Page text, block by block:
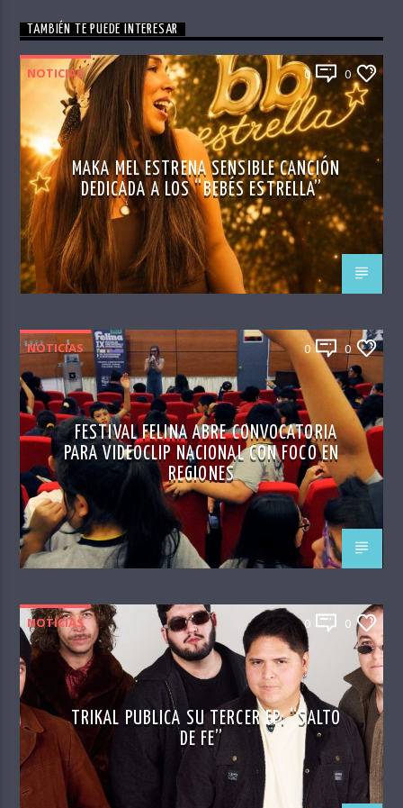
TAMBIÉN TE PUEDE INTERESAR
NOTICIAS 0 0
MAKA MEL ESTRENA SENSIBLE CANCIÓN
DEDICADA A LOS “BEBÉS ESTRELLA”
NOTICIAS 0 0
FESTIVAL FELINA ABRE CONVOCATORIA
PARA VIDEOCLIP NACIONAL CON FOCO EN
REGIONES
NOTICIAS 0 0
TRIKAL PUBLICA SU TERCER EP: “SALTO
DE FE”